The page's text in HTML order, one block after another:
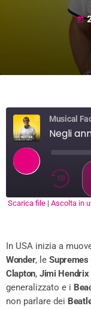
today
Musical
LINK
EMBED
Scarica file | Ascolta in
In USA inizia a
Wonder, leSupremes
Clapton, Jimi Hendrix
generalizzato e i
non parlare dei